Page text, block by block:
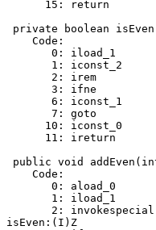
isEven:(I)Z